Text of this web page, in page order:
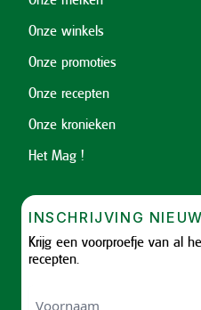
Onze winkels
Onze promoties
Onze recepten
Onze kronieken
Het Mag !
INSCHRIJVING
Krijg een voorproefje van al
recepten.